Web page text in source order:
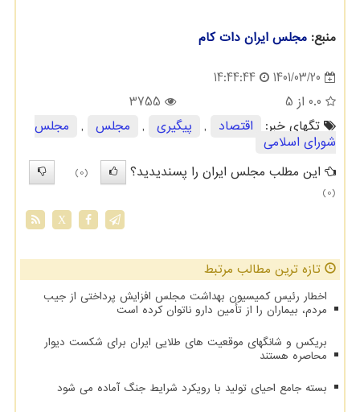
منبع: مجلس ایران دات كام
1401/03/20
14:44:44
0.0 از 5
3755
تگهای خبر:
اقتصاد , پیگیری , مجلس ,
مجلس
شورای اسلامی
این مطلب مجلس ایران را پسندیدید؟
(0)
(0)
X
تازه ترین مطالب مرتبط
اخطار رئیس کمیسیون بهداشت مجلس افزایش پرداختی از جیب
مردم، بیماران را از تأمین دارو ناتوان کرده است
بریکس و شانگهای موقعیت های طلایی ایران برای شکست دیوار
محاصره هستند
بسته جامع احیای تولید با رویکرد شرایط جنگ آماده می شود